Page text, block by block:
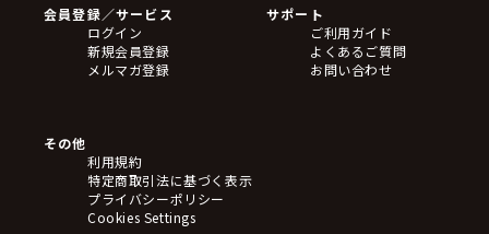
フィギュア
アクリルスタンド
バッジ
キーホルダー・ストラップ
ステッカー・シール・カード
タペストリー・ポスター
アームサポーター
ブレードホルダー
会員登録／サービス
ログイン
新規会員登録
メルマガ登録
サポート
ご利用ガイド
よくあるご質問
お問い合わせ
その他
利用規約
特定商取引法に基づく表示
プライバシーポリシー
Cookies Settings